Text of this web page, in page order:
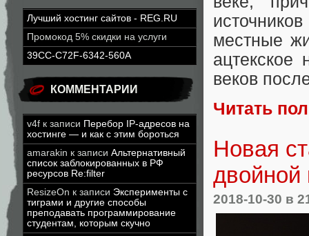
Лучший хостинг сайтов - REG.RU
Промокод 5% скидки на услуги
39CC-C72F-6342-560A
КОММЕНТАРИИ
v4f к записи Перебор IP-адресов на
хостинге — и как с этим бороться
amarakin к записи Альтернативный
список заблокированных в РФ
ресурсов Re:filter
ResizeOn к записи Эксперименты с
тиграми и другие способы
преподавать программирование
студентам, которым скучно
местные
ацтекское
веков
Читать
Новая
двойной
2018-10-30 в